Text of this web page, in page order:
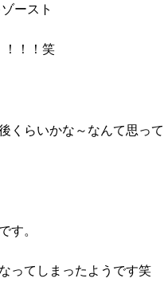
！！！笑
くらいかな～なんて思って
す。
ってしまったようです笑